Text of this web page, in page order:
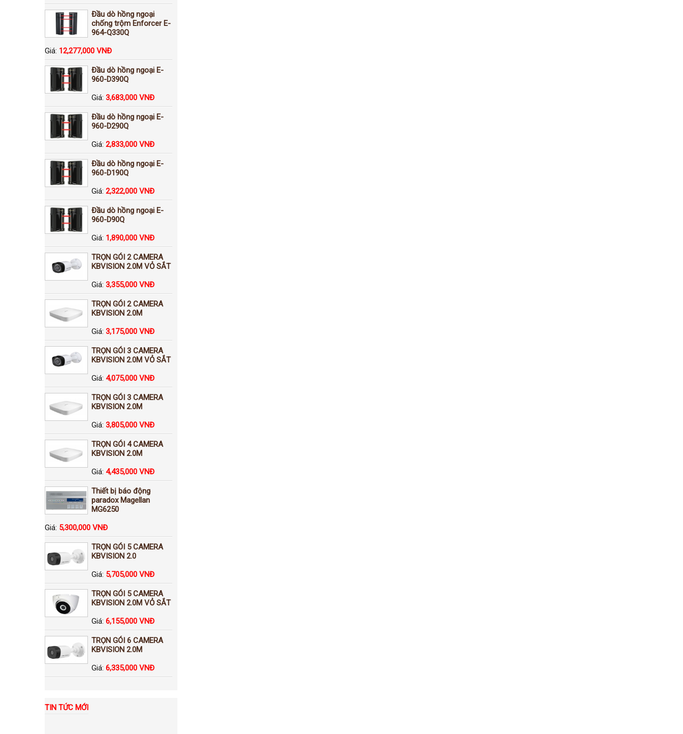
Đầu dò hồng ngoại
chống trộm Enforcer E-
964-Q330Q
Giá: 12,277,000 VNĐ
Đầu dò hồng ngoại E-
960-D390Q
Giá: 3,683,000 VNĐ
Đầu dò hồng ngoại E-
960-D290Q
Giá: 2,833,000 VNĐ
Đầu dò hồng ngoại E-
960-D190Q
Giá: 2,322,000 VNĐ
Đầu dò hồng ngoại E-
960-D90Q
Giá: 1,890,000 VNĐ
TRỌN GÓI 2 CAMERA
KBVISION 2.0M VỎ SẮT
Giá: 3,355,000 VNĐ
TRỌN GÓI 2 CAMERA
KBVISION 2.0M
Giá: 3,175,000 VNĐ
TRỌN GÓI 3 CAMERA
KBVISION 2.0M VỎ SẮT
Giá: 4,075,000 VNĐ
TRỌN GÓI 3 CAMERA
KBVISION 2.0M
Giá: 3,805,000 VNĐ
TRỌN GÓI 4 CAMERA
KBVISION 2.0M
Giá: 4,435,000 VNĐ
Thiết bị báo động
paradox Magellan
MG6250
Giá: 5,300,000 VNĐ
TRỌN GÓI 5 CAMERA
KBVISION 2.0
Giá: 5,705,000 VNĐ
TRỌN GÓI 5 CAMERA
KBVISION 2.0M VỎ SẮT
Giá: 6,155,000 VNĐ
TRỌN GÓI 6 CAMERA
KBVISION 2.0M
Giá: 6,335,000 VNĐ
TIN TỨC MỚI